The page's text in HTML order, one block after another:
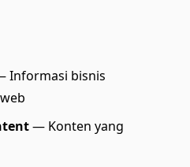
Informasi bisnis
— Konten yang